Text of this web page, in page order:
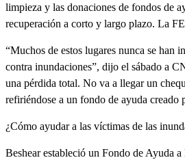
limpieza y las donaciones de fondos de
recuperación a corto y largo plazo. La
“Muchos de estos lugares nunca se han
contra inundaciones”, dijo el sábado a
una pérdida total. No va a llegar un
refiriéndose a un fondo de ayuda creado
¿Cómo ayudar a las víctimas de las
Beshear estableció un Fondo de Ayuda